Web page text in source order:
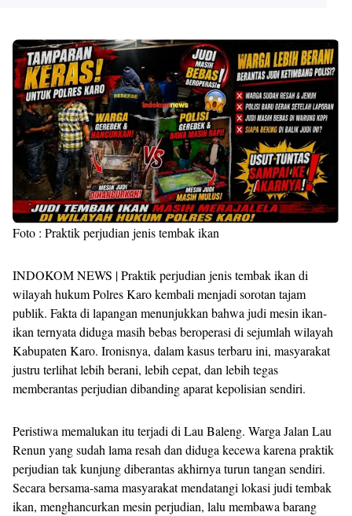
Foto : Praktik perjudian jenis tembak ikan
INDOKOM NEWS | Praktik perjudian jenis tembak ikan di
wilayah hukum Polres Karo kembali menjadi sorotan tajam
publik. Fakta di lapangan menunjukkan bahwa judi mesin ikan-
ikan ternyata diduga masih bebas beroperasi di sejumlah wilayah
Kabupaten Karo. Ironisnya, dalam kasus terbaru ini, masyarakat
justru terlihat lebih berani, lebih cepat, dan lebih tegas
memberantas perjudian dibanding aparat kepolisian sendiri.
Peristiwa memalukan itu terjadi di Lau Baleng. Warga Jalan Lau
Renun yang sudah lama resah dan diduga kecewa karena praktik
perjudian tak kunjung diberantas akhirnya turun tangan sendiri.
Secara bersama-sama masyarakat mendatangi lokasi judi tembak
ikan, menghancurkan mesin perjudian, lalu membawa barang